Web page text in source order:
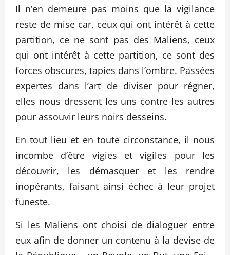
Il n’en demeure pas moins que la vigilance
reste de mise car, ceux qui ont intérêt à cette
partition, ce ne sont pas des Maliens, ceux
qui ont intérêt à cette partition, ce sont des
forces obscures, tapies dans l’ombre. Passées
expertes dans l’art de diviser pour régner,
elles nous dressent les uns contre les autres
pour assouvir leurs noirs desseins.
En tout lieu et en toute circonstance, il nous
incombe d’être vigies et vigiles pour les
découvrir, les démasquer et les rendre
inopérants, faisant ainsi échec à leur projet
funeste.
Si les Maliens ont choisi de dialoguer entre
eux afin de donner un contenu à la devise de